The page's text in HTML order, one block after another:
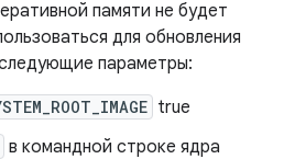
памяти не будет
для обновления
параметры:
true
в командной строке ядра